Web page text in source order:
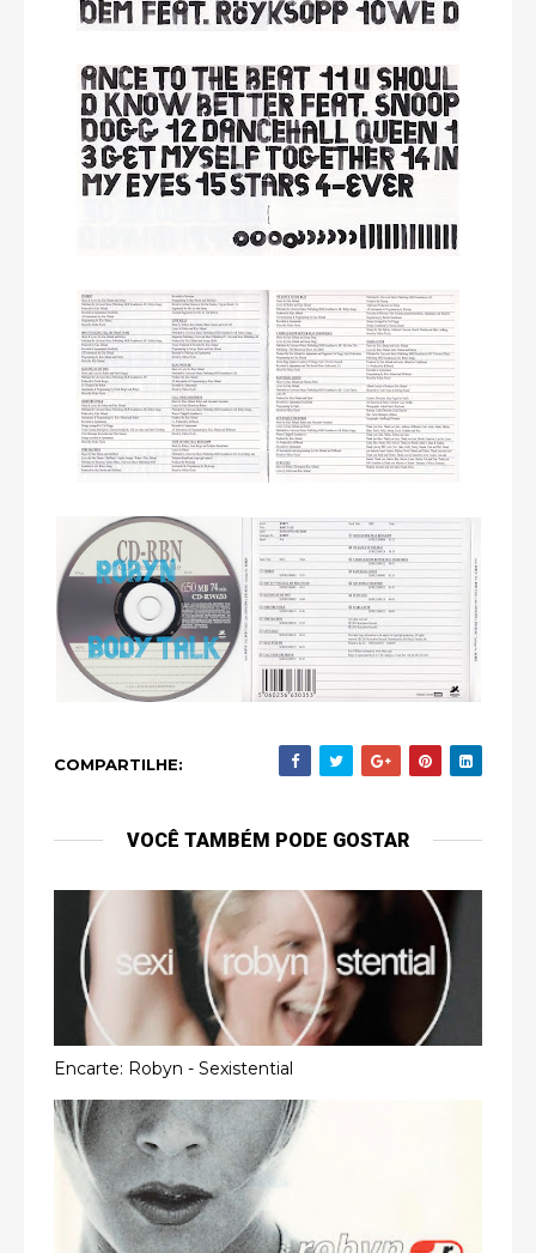
COMPARTILHE:
VOCÊ TAMBÉM PODE GOSTAR
Encarte: Robyn - Sexistential